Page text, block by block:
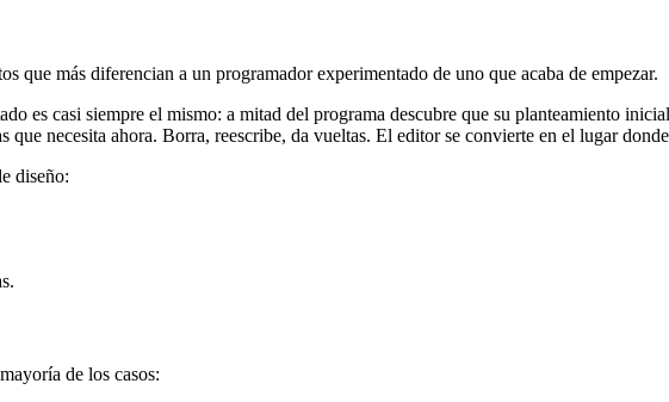
que más diferencian a un programador experimentado de uno que acaba de empezar.
es casi siempre el mismo: a mitad del programa descubre que su planteamiento
necesita ahora. Borra, reescribe, da vueltas. El editor se convierte en el lugar
diseño:
de los casos: